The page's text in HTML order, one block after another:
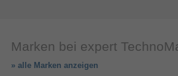
Marken bei expert
» alle Marken anzeigen